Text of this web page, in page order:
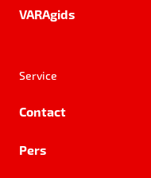
VARAgids
Service
Contact
Pers